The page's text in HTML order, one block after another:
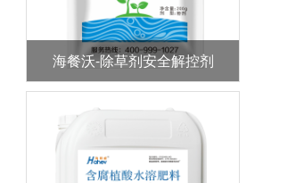
海餐沃-除草剂安全解控剂